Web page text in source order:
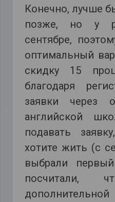
Конечно, лучше
позже, но у
сентябре,
оптимальный
скидку 15
благодаря
заявки через
английской
подавать
хотите жить (с
выбрали
посчитали,